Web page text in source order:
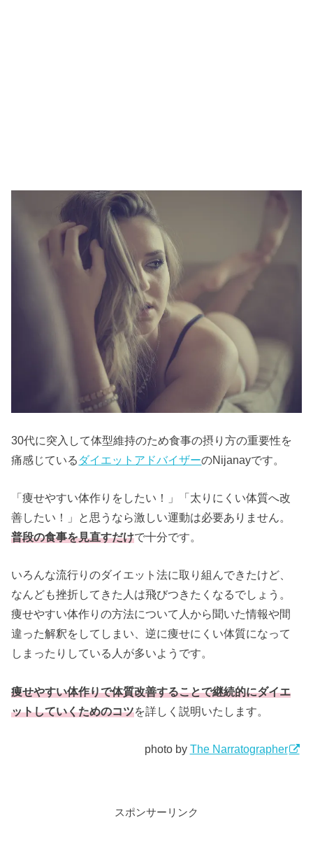
30代に突入して体型維持のため食事の摂り方の重要性を
痛感じている ダイエットアドバイザーのNijanayです。
「痩せやすい体作りをしたい！」「太りにくい体質へ改
善したい！」と思うなら激しい運動は必要ありません。
普段の食事を見直すだけで十分です。
いろんな流行りのダイエット法に取り組んできたけど、
なんども挫折してきた人は飛びつきたくなるでしょう。
痩せやすい体作りの方法について人から聞いた情報や間
違った解釈をしてしまい、逆に痩せにくい体質になって
しまったりしている人が多いようです。
痩せやすい体作りで体質改善することで継続的にダイエ
ットしていくためのコツを詳しく説明いたします。
photo by The Narratographer
スポンサーリンク